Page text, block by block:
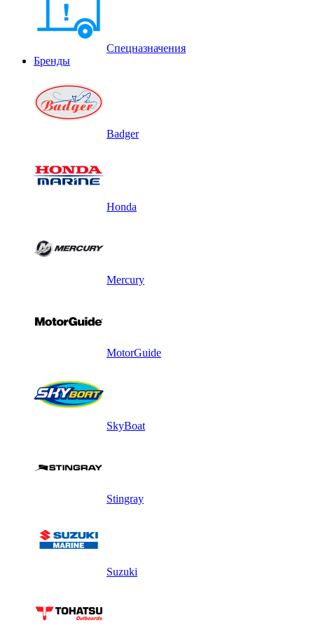
Спецназначения
Бренды
Badger
Honda
Mercury
MotorGuide
SkyBoat
Stingray
Suzuki